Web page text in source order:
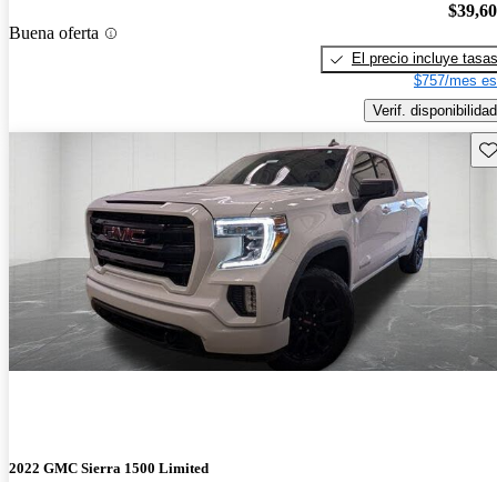
Buena oferta
El precio incluye tasas
$757/mes
Verif. disponibilidad
2022 GMC Sierra 1500 Limited